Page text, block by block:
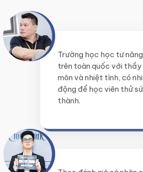
Trường học học tư
trên toàn quốc với thầy
môn và nhiệt tình, có
động để học viên thử
thành.